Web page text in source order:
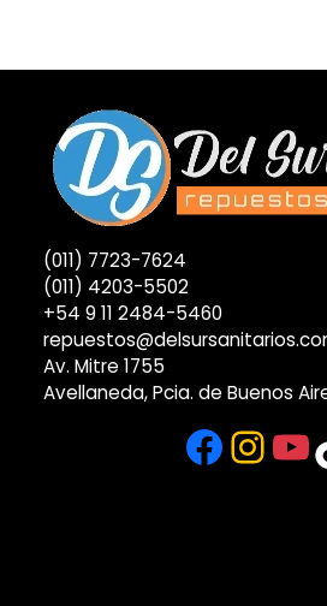
(011) 7723-7624
(011) 4203-5502
+54 9 11 2484-5460
Av. Mitre 1755
Avellaneda, Pcia. de Buenos